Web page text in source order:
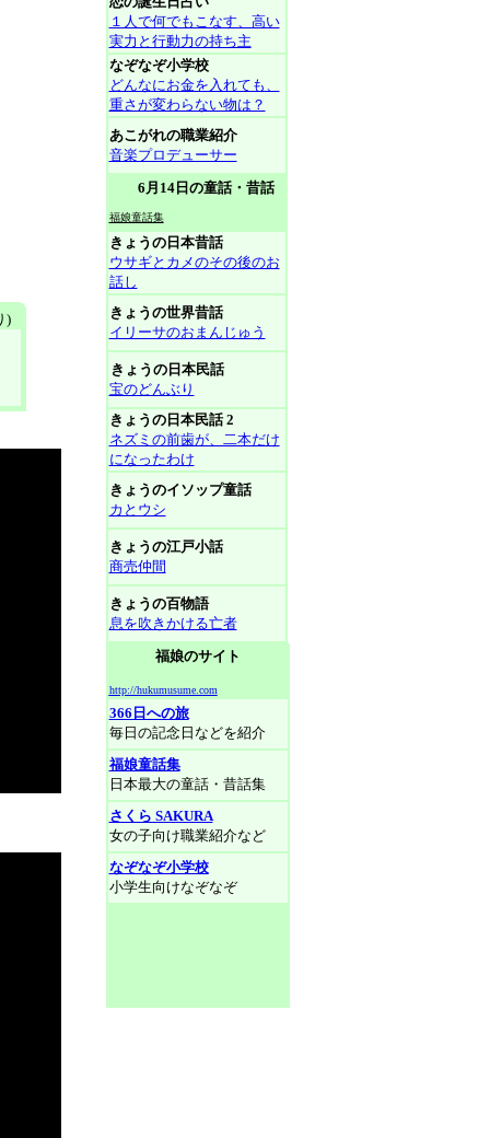
)
１人で何でもこなす、高い
実力と行動力の持ち主
なぞなぞ小学校
どんなにお金を入れても、
重さが変わらない物は？
あこがれの職業紹介
音楽プロデューサー
6月14日の童話・昔話
福娘童話集
きょうの日本昔話
ウサギとカメのその後のお
話し
きょうの世界昔話
イリーサのおまんじゅう
きょうの日本民話
宝のどんぶり
きょうの日本民話 2
ネズミの前歯が、二本だけ
になったわけ
きょうのイソップ童話
カとウシ
きょうの江戸小話
商売仲間
きょうの百物語
息を吹きかける亡者
福娘のサイト
http://hukumusume.com
366日への旅
毎日の記念日などを紹介
福娘童話集
日本最大の童話・昔話集
さくら SAKURA
女の子向け職業紹介など
なぞなぞ小学校
小学生向けなぞなぞ